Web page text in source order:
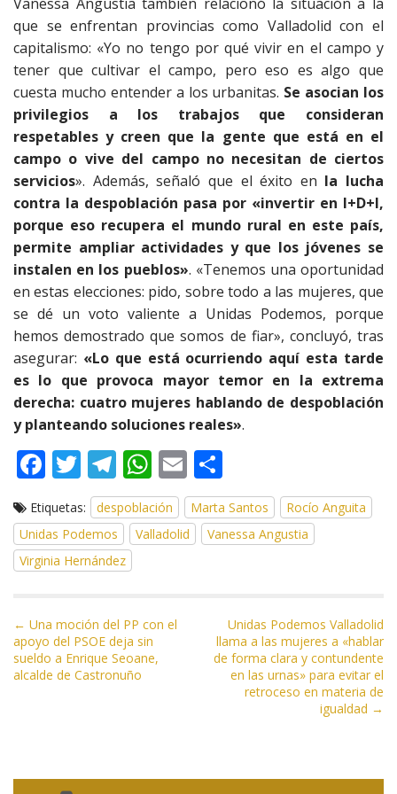
que se enfrentan provincias como Valladolid con el
capitalismo: «Yo no tengo por qué vivir en el campo y
tener que cultivar el campo, pero eso es algo que
cuesta mucho entender a los urbanitas. Se asocian los
privilegios a los trabajos que consideran
respetables y creen que la gente que está en el
campo o vive del campo no necesitan de ciertos
servicios». Además, señaló que el éxito en la lucha
contra la despoblación pasa por «invertir en I+D+I,
porque eso recupera el mundo rural en este país,
permite ampliar actividades y que los jóvenes se
instalen en los pueblos». «Tenemos una oportunidad
en estas elecciones: pido, sobre todo a las mujeres, que
se dé un voto valiente a Unidas Podemos, porque
hemos demostrado que somos de fiar», concluyó, tras
asegurar: «Lo que está ocurriendo aquí esta tarde
es lo que provoca mayor temor en la extrema
derecha: cuatro mujeres hablando de despoblación
y planteando soluciones reales».
F
e
b
o
k
T
w
itt
er
T
el
e
gr
a
W
h
at
s
p
E
m
ai
l
o
m
p
r
Etiquetas: despoblación Marta Santos
Rocío Anguita
Unidas Podemos
Valladolid
Vanessa Angustia
Virginia Hernández
N
a
v
i
← Una moción del PP con el
apoyo del PSOE deja sin
sueldo a Enrique Seoane,
alcalde de Castronuño
Unidas Podemos Valladolid
llama a las mujeres a «hablar
de forma clara y contundente
en las urnas» para evitar el
retroceso en materia de
igualdad →